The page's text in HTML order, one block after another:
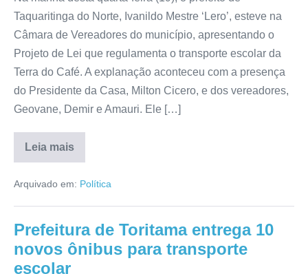
Taquaritinga do Norte, Ivanildo Mestre ‘Lero’, esteve na
Câmara de Vereadores do município, apresentando o
Projeto de Lei que regulamenta o transporte escolar da
Terra do Café. A explanação aconteceu com a presença
do Presidente da Casa, Milton Cicero, e dos vereadores,
Geovane, Demir e Amauri. Ele […]
Leia mais
Arquivado em: Política
Prefeitura de Toritama entrega 10
novos ônibus para transporte
escolar